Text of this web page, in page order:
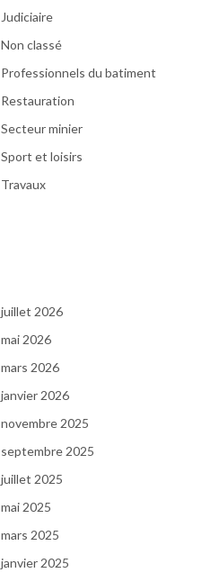
Judiciaire
Non classé
Professionnels du batiment
Restauration
Secteur minier
Sport et loisirs
Travaux
juillet 2026
mai 2026
mars 2026
janvier 2026
novembre 2025
septembre 2025
juillet 2025
mai 2025
mars 2025
janvier 2025